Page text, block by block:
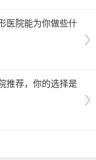
医院能为你做些什
推荐，你的选择是